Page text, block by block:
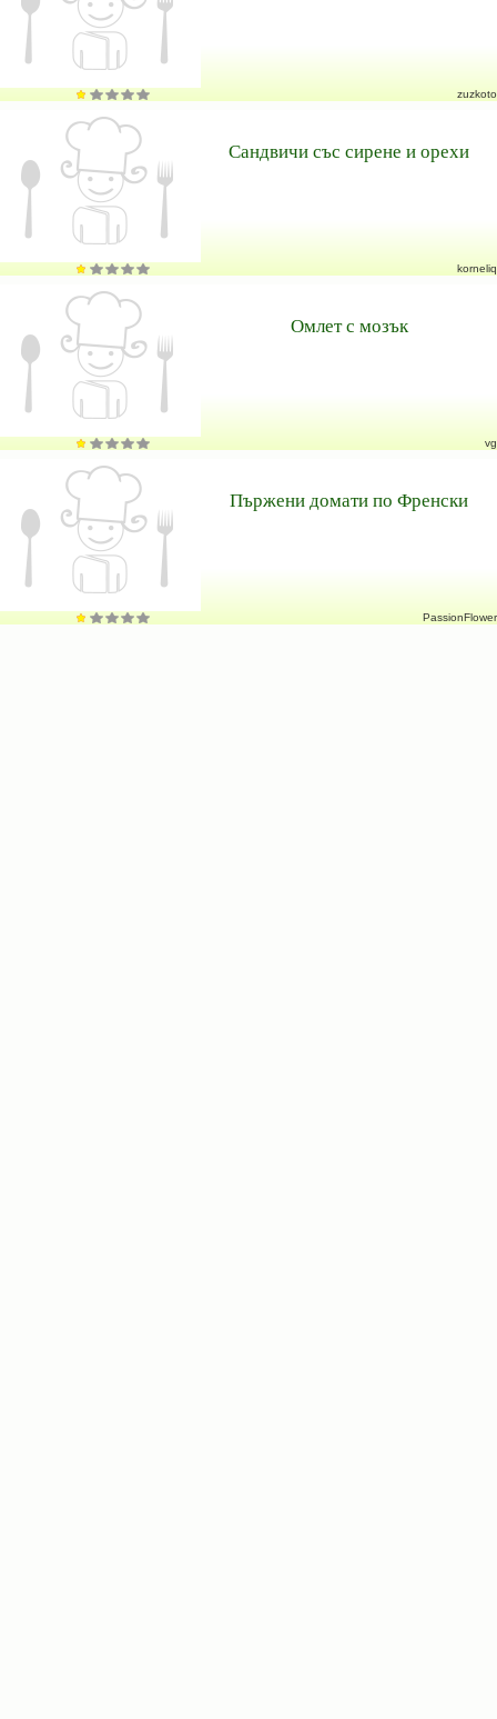
zuzkoto
Сандвичи със сирене и орехи
korneliq
Омлет с мозък
vg
Пържени домати по Френски
PassionFlower